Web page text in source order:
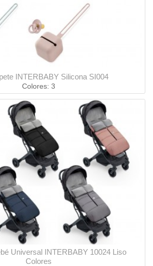
INTERBABY Silicona SI004
Colores: 3
Universal INTERBABY 10024 Liso
Colores